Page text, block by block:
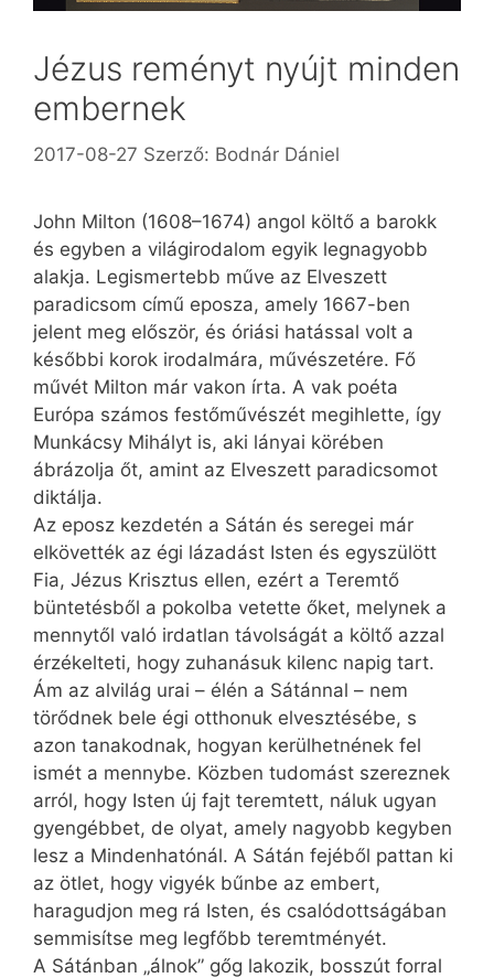
Jézus reményt nyújt minden
embernek
2017-08-27 Szerző: Bodnár Dániel
John Milton (1608–1674) angol költő a barokk
és egyben a világirodalom egyik legnagyobb
alakja. Legismertebb műve az Elveszett
paradicsom című eposza, amely 1667-ben
jelent meg először, és óriási hatással volt a
későbbi korok irodalmára, művészetére. Fő
művét Milton már vakon írta. A vak poéta
Európa számos festőművészét megihlette, így
Munkácsy Mihályt is, aki lányai körében
ábrázolja őt, amint az Elveszett paradicsomot
diktálja.
Az eposz kezdetén a Sátán és seregei már
elkövették az égi lázadást Isten és egyszülött
Fia, Jézus Krisztus ellen, ezért a Teremtő
büntetésből a pokolba vetette őket, melynek a
mennytől való irdatlan távolságát a költő azzal
érzékelteti, hogy zuhanásuk kilenc napig tart.
Ám az alvilág urai – élén a Sátánnal – nem
törődnek bele égi otthonuk elvesztésébe, s
azon tanakodnak, hogyan kerülhetnének fel
ismét a mennybe. Közben tudomást szereznek
arról, hogy Isten új fajt teremtett, náluk ugyan
gyengébbet, de olyat, amely nagyobb kegyben
lesz a Mindenhatónál. A Sátán fejéből pattan ki
az ötlet, hogy vigyék bűnbe az embert,
haragudjon meg rá Isten, és csalódottságában
semmisítse meg legfőbb teremtményét.
A Sátánban „álnok” gőg lakozik, bosszút forral